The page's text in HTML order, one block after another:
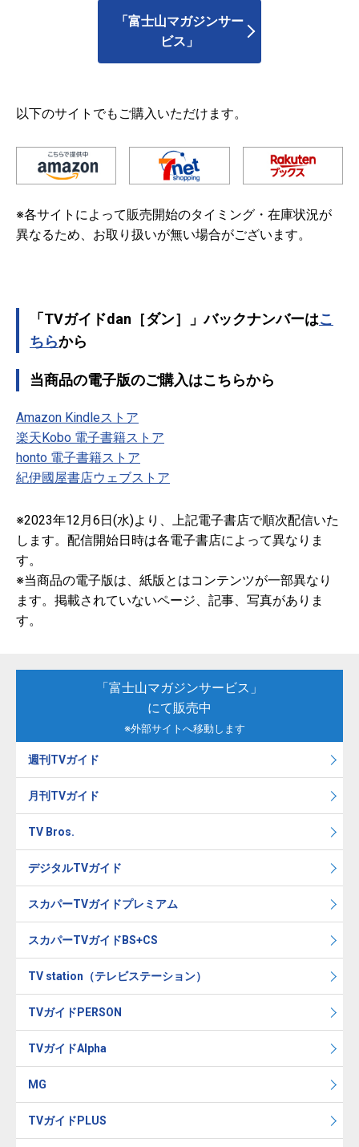
「富士山マガジンサー
ビス」
以下のサイトでもご購入いただけます。
※各サイトによって販売開始のタイミング・在庫状況が
異なるため、お取り扱いが無い場合がございます。
「TVガイドdan［ダン］」バックナンバーはこ
ちらから
当商品の電子版のご購入はこちらから
Amazon Kindleストア
楽天Kobo 電子書籍ストア
honto 電子書籍ストア
紀伊國屋書店ウェブストア
※2023年12月6日(水)より、上記電子書店で順次配信いた
します。配信開始日時は各電子書店によって異なりま
す。
※当商品の電子版は、紙版とはコンテンツが一部異なり
ます。掲載されていないページ、記事、写真がありま
す。
「富士山マガジンサービス」
にて販売中
※外部サイトへ移動します
週刊TVガイド
月刊TVガイド
TV Bros.
デジタルTVガイド
スカパーTVガイドプレミアム
スカパーTVガイドBS+CS
TV station（テレビステーション）
TVガイドPERSON
TVガイドAlpha
MG
TVガイドPLUS